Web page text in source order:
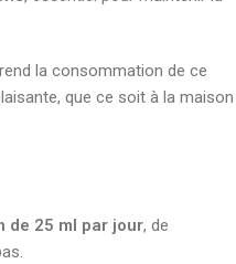
la consommation de ce
que ce soit à la maison
de 25 ml par jour, de